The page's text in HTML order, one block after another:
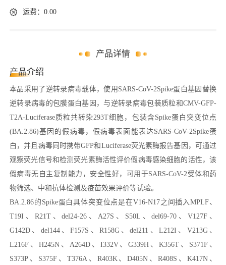
运费：0.00
产品详情
产品介绍
本品采用了逆转录病毒载体，使用SARS-CoV-2Spike蛋白基因替换
逆转录病毒的包膜蛋白基因，与逆转录病毒包装质粒和CMV-GFP-
T2A-Luciferase质粒共转染293T细胞，包装含Spike蛋白突变位点
(BA.2.86)基因的假病毒，假病毒表面能表达SARS-CoV-2Spike蛋
白，并且病毒同时携带GFP和Luciferase荧光素酶报告基因，可通过
观察荧光信号和检测荧光素酶活性评价假病毒感染细胞的活性，该
假病毒无自主复制能力，安全性好，可用于SARS-CoV-2受体和药
物筛选、中和抗体检测及疫苗效果评价等试验。
BA.2.86的Spike蛋白具体突变位点是在V16-N17之间插入MPLF、
T19I、R21T、del24-26、A27S、S50L、del69-70、V127F、
G142D、del144、F157S、R158G、del211、L212I、V213G、
L216F、H245N、A264D、I332V、G339H、K356T、S371F、
S373P、S375F、T376A、R403K、D405N、R408S、K417N、